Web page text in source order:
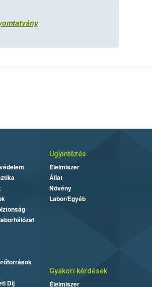
Díj
Ügyintézés
Élelmiszer
Állat
Növény
Labor/Egyéb
Gyakori kérdések
Élelmiszer